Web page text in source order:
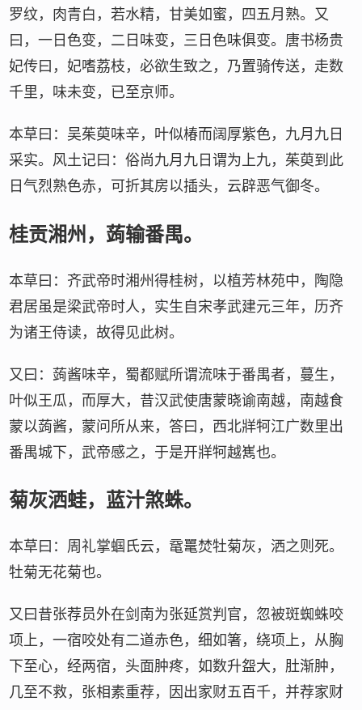
罗纹，肉青白，若水精，甘美如蜜，四五月熟。又
曰，一日色变，二日味变，三日色味俱变。唐书杨贵
妃传曰，妃嗜荔枝，必欲生致之，乃置骑传送，走数
千里，味未变，已至京师。
本草曰：吴茱萸味辛，叶似椿而阔厚紫色，九月九日
采实。风土记曰：俗尚九月九日谓为上九，茱萸到此
日气烈熟色赤，可折其房以插头，云辟恶气御冬。
桂贡湘州，蒟输番禺。
本草曰：齐武帝时湘州得桂树，以植芳林苑中，陶隐
君居虽是梁武帝时人，实生自宋孝武建元三年，历齐
为诸王侍读，故得见此树。
又曰：蒟酱味辛，蜀都赋所谓流味于番禺者，蔓生，
叶似王瓜，而厚大，昔汉武使唐蒙晓谕南越，南越食
蒙以蒟酱，蒙问所从来，答曰，西北牂牱江广数里出
番禺城下，武帝感之，于是开牂牱越嶲也。
菊灰洒蛙，蓝汁煞蛛。
本草曰：周礼掌蝈氏云，鼋鼍焚牡菊灰，洒之则死。
牡菊无花菊也。
又曰昔张荐员外在剑南为张延赏判官，忽被斑蜘蛛咬
项上，一宿咬处有二道赤色，细如箸，绕项上，从胸
下至心，经两宿，头面肿疼，如数升盌大，肚渐肿，
几至不救，张相素重荐，因出家财五百千，并荐家财